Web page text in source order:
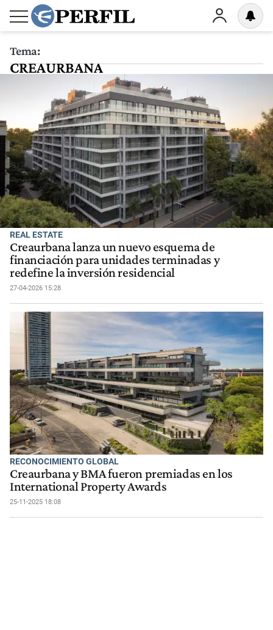
Tema:
CREAURBANA
REAL ESTATE
Creaurbana lanza un nuevo esquema de
financiación para unidades terminadas y
redefine la inversión residencial
27-04-2026 15:28
RECONOCIMIENTO GLOBAL
Creaurbana y BMA fueron premiadas en los
International Property Awards
25-11-2025 18:08